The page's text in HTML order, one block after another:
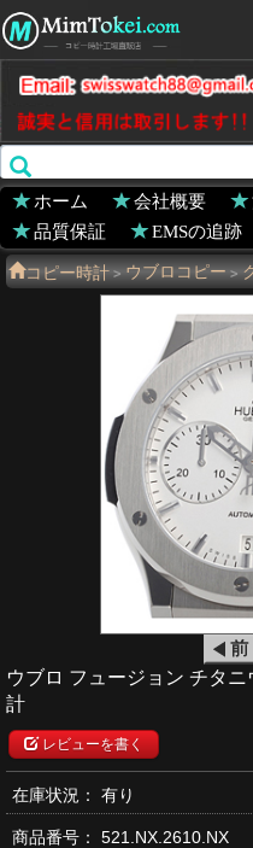
ホーム 会社概要
品質保証
EMSの追跡
コピー時計 > ウブロコピー >
ウブロ フュージョン チタ
計
レビューを書く
在庫状況： 有り
商品番号： 521.NX.2610.NX